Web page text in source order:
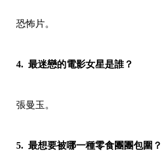
恐怖片。
4. 最迷戀的電影女星是誰？
張曼玉。
5. 最想要被哪一種零食團團包圍？